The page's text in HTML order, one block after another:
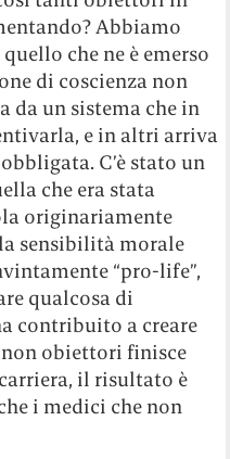
Abbiamo
che ne è emerso
di coscienza non
da un sistema che in
e in altri arriva
C’è stato un
che era stata
originariamente
sensibilità morale
“pro-life”,
qualcosa di
contribuito a creare
non obiettori finisce
il risultato è
i medici che non